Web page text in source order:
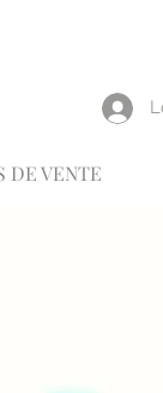
DE VENTE